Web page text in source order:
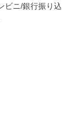
ビニ/銀行振り込